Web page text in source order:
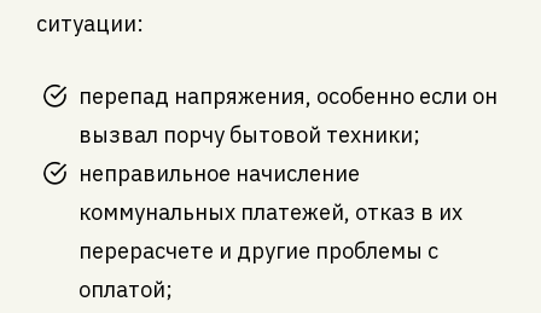
ситуации:
перепад напряжения, особенно если он
вызвал порчу бытовой техники;
неправильное начисление
коммунальных платежей, отказ в их
перерасчете и другие проблемы с
оплатой;